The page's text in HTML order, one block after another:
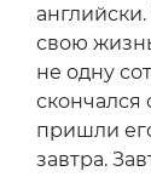
свою
не одну
скончался
пришли
завтра.